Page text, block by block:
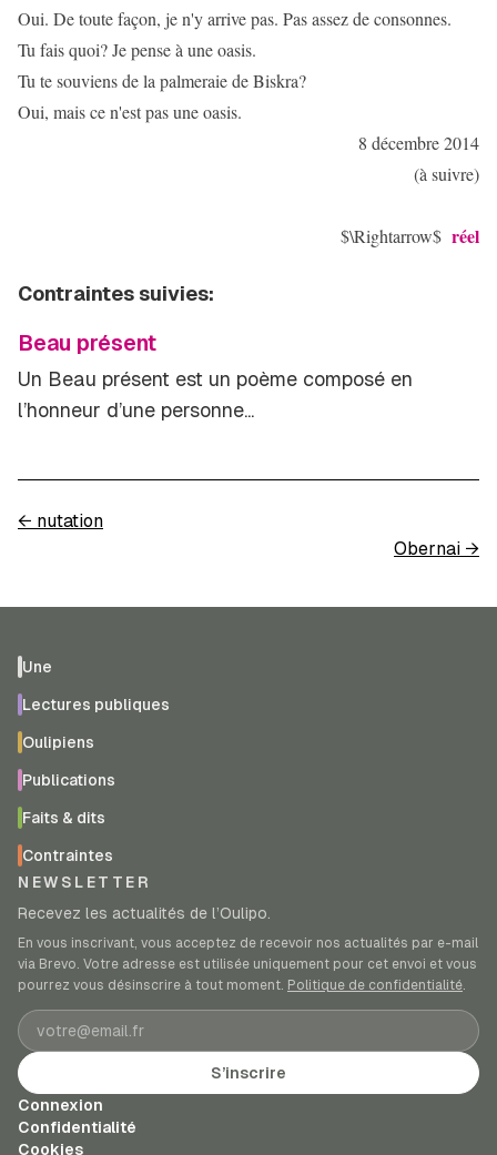
Oui. De toute façon, je n'y arrive pas. Pas assez de consonnes.
Tu fais quoi? Je pense à une oasis.
Tu te souviens de la palmeraie de Biskra?
Oui, mais ce n'est pas une oasis.
8 décembre 2014
(à suivre)
$\Rightarrow$ réel
Contraintes suivies:
Beau présent
Un Beau présent est un poème composé en
l’honneur d’une personne...
← nutation
Obernai →
Une
Lectures publiques
Oulipiens
Publications
Faits & dits
Contraintes
NEWSLETTER
Recevez les actualités de l’Oulipo.
En vous inscrivant, vous acceptez de recevoir nos actualités par e-mail
via Brevo. Votre adresse est utilisée uniquement pour cet envoi et vous
pourrez vous désinscrire à tout moment. Politique de confidentialité.
Adresse e-mail
S’inscrire
Connexion
Confidentialité
Cookies